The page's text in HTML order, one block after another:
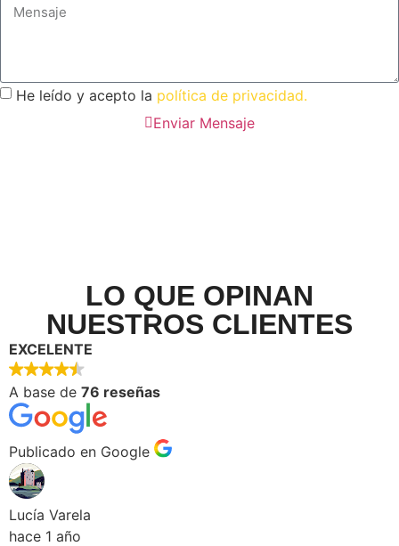
He leído y acepto la política de privacidad.
Enviar Mensaje
LO QUE OPINAN
NUESTROS CLIENTES
EXCELENTE
A base de 76 reseñas
Publicado en Google
Lucía Varela
hace 1 año